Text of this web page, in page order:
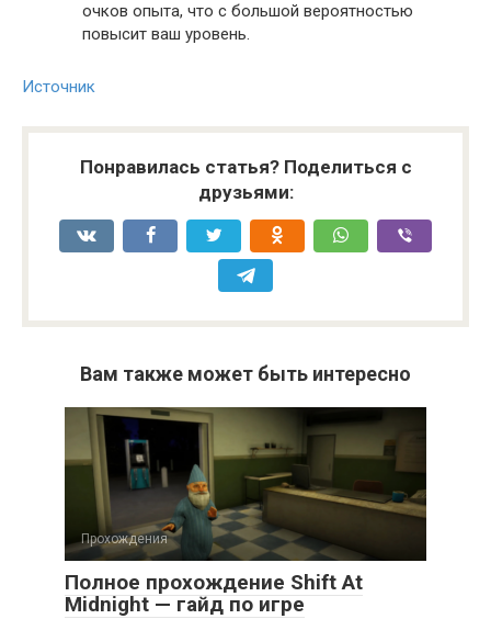
очков опыта, что с большой вероятностью
повысит ваш уровень.
Источник
Понравилась статья? Поделиться с
друзьями:
Вам также может быть интересно
Прохождения
Полное прохождение Shift At
Midnight — гайд по игре